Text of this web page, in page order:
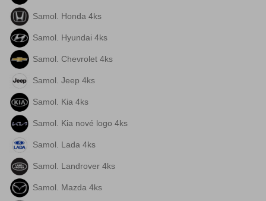
Samol. Honda 4ks
Samol. Hyundai 4ks
Samol. Chevrolet 4ks
Samol. Jeep 4ks
Samol. Kia 4ks
Samol. Kia nové logo 4ks
Samol. Lada 4ks
Samol. Landrover 4ks
Samol. Mazda 4ks